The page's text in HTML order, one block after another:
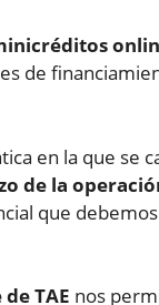
de
en la que se
de la
que
TAE nos